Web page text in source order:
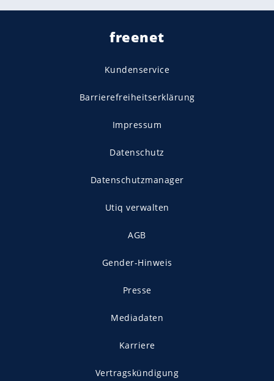
freenet
Kundenservice
Barrierefreiheitserklärung
Impressum
Datenschutz
Datenschutzmanager
Utiq verwalten
AGB
Gender-Hinweis
Presse
Mediadaten
Karriere
Vertragskündigung